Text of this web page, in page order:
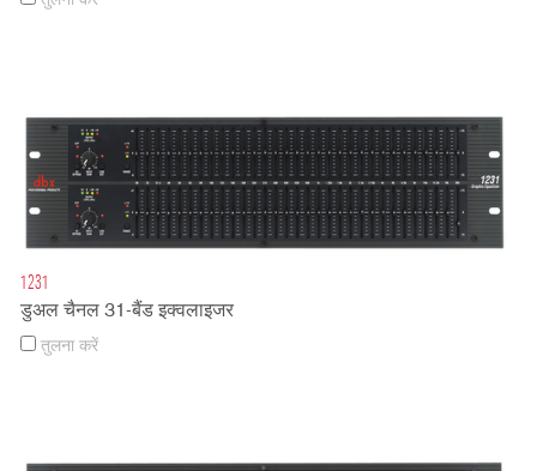
1231
डुअल चैनल 31-बैंड इक्वलाइजर
तुलना करें